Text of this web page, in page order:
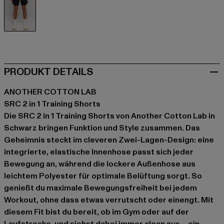
PRODUKT DETAILS
ANOTHER COTTON LAB
SRC 2 in 1 Training Shorts
Die SRC 2 in 1 Training Shorts von Another Cotton Lab in
Schwarz bringen Funktion und Style zusammen. Das
Geheimnis steckt im cleveren Zwei-Lagen-Design: eine
integrierte, elastische Innenhose passt sich jeder
Bewegung an, während die lockere Außenhose aus
leichtem Polyester für optimale Belüftung sorgt. So
genießt du maximale Bewegungsfreiheit bei jedem
Workout, ohne dass etwas verrutscht oder einengt. Mit
diesem Fit bist du bereit, ob im Gym oder auf der